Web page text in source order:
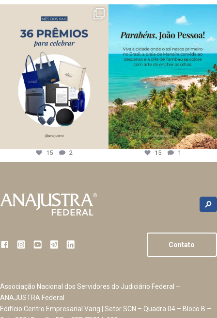
15 2 15 1
Contato
Associação Nacional dos Servidores do Judiciário Federal –
ANAJUSTRA Federal
Edifício Centro Empresarial Varig | Setor SCN – Quadra 04 – Bloco B –